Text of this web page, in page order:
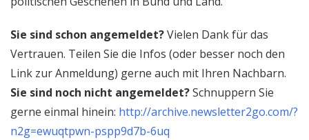
Sie sind schon angemeldet?Vielen Dank für das
Vertrauen. Teilen Sie die Infos (oder besser noch den
Link zur Anmeldung) gerne auch mit Ihren Nachbarn.
Sie sind noch nicht angemeldet?Schnuppern Sie
gerne einmal hinein: http://archive.newsletter2go.com/?
n2g=ewuqtpwn-pspp9d7b-6uq